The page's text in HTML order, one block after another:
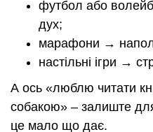
футбол або
дух;
марафони →
настільні ігри →
А ось «люблю читати
собакою» – залиште
це мало що дає.